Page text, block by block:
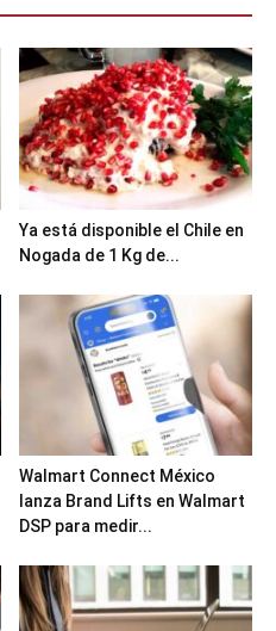
Ya está disponible el Chile en
Nogada de 1 Kg de...
Walmart Connect México
lanza Brand Lifts en Walmart
DSP para medir...